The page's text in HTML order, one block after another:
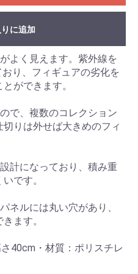
に追加
よく見えます。紫外線を
り、フィギュアの劣化を
ができます。
で、複数のコレクション
りは外せば大きめのフィ
計になっており、積み重
です。
ネルには丸い穴があり、
ます。
40cm・材質：ポリスチレ